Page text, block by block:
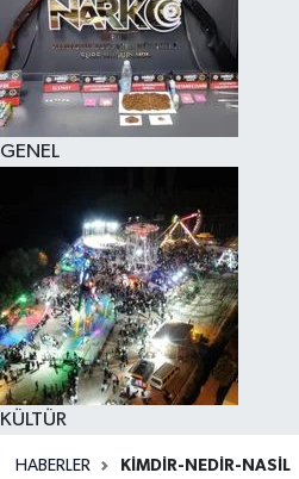
GENEL
KÜLTÜR
HABERLER KIMDIR-NEDIR-NASIL
SPOR
TEKNOLOJİ
YAŞAM